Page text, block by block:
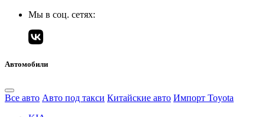
Мы в соц. сетях:
Автомобили
Все авто Авто под такси Китайские авто Импорт Toyota